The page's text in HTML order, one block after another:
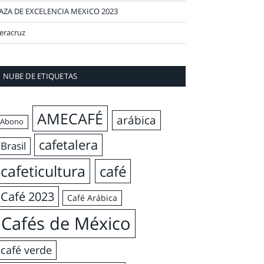
DE EXCELENCIA MEXICO 2023
NUBE DE ETIQUETAS
Abono AMECAFÉ arábica
Brasil cafetalera
cafeticultura café
Café 2023 Café Arábica
Cafés de México
café verde